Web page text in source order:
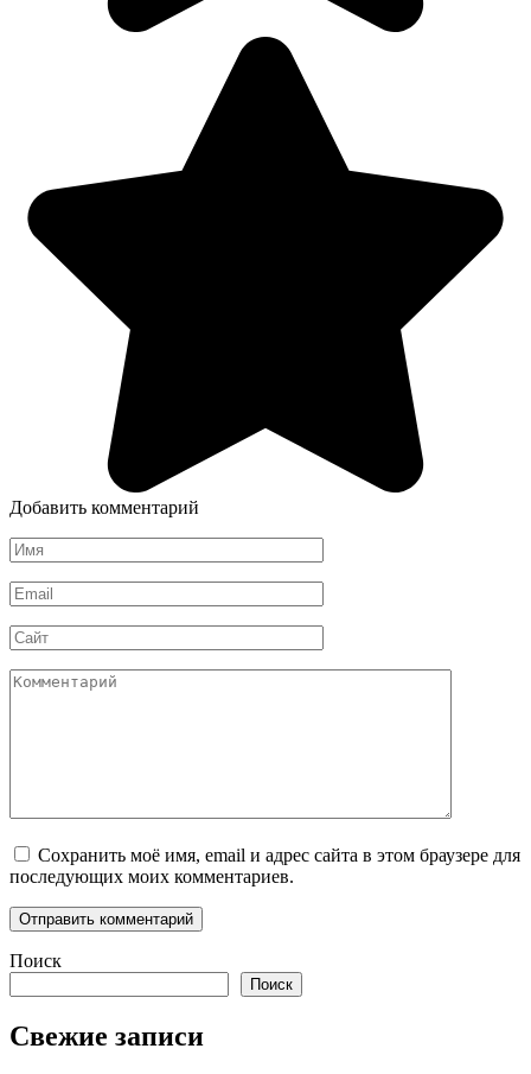
Добавить комментарий
Имя
*
Email
*
Сайт
Комментарий
Сохранить моё имя, email и адрес сайта в этом браузере для
последующих моих комментариев.
Поиск
Поиск
Свежие записи